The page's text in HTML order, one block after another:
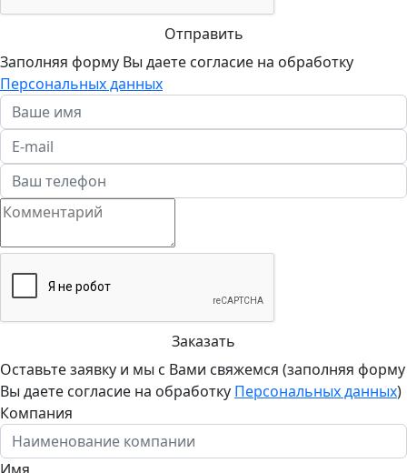
Отправить
Заполняя форму Вы даете согласие на обработку
Персональных данных
Заказать
Оставьте заявку и мы с Вами свяжемся (заполняя форму
Вы даете согласие на обработку Персональных данных)
Компания